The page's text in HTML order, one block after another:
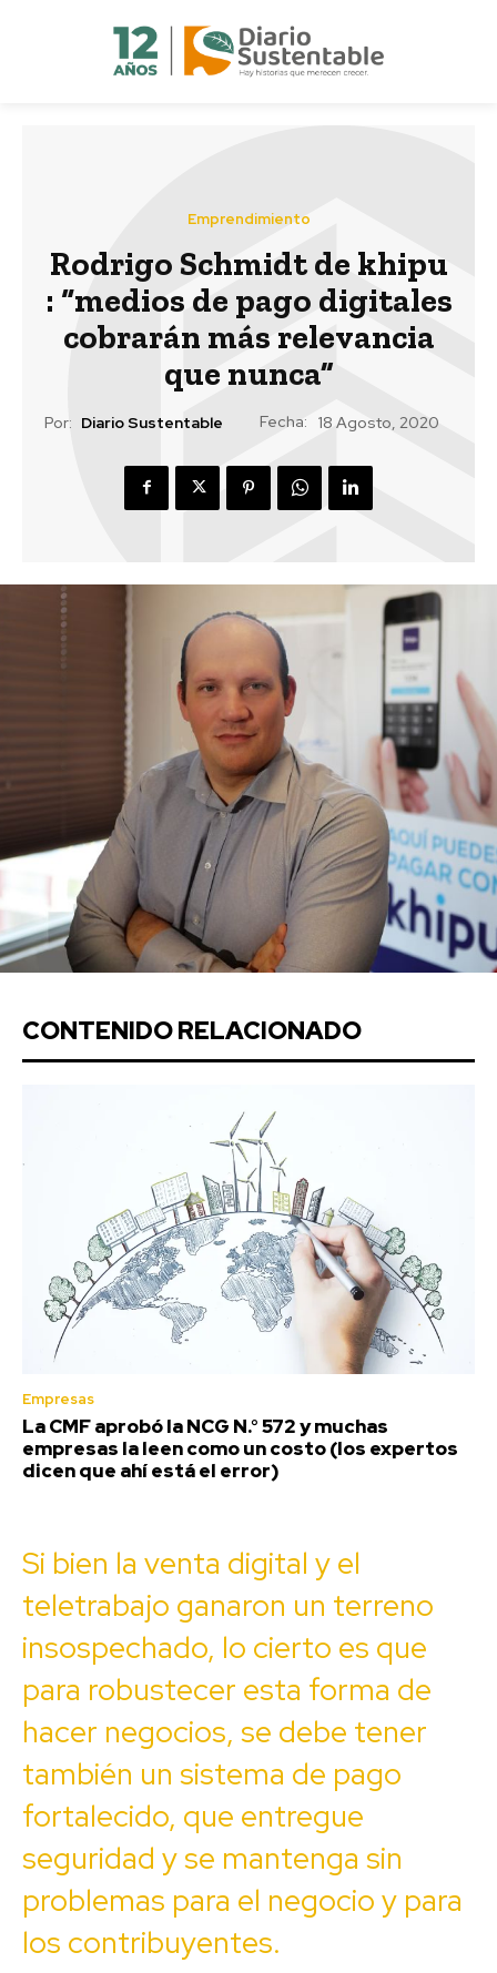
Emprendimiento
Rodrigo Schmidt de khipu
: “medios de pago digitales
cobrarán más relevancia
que nunca”
Por: Diario Sustentable Fecha: 18 Agosto, 2020
CONTENIDO RELACIONADO
Empresas
La CMF aprobó la NCG N.° 572 y muchas
empresas la leen como un costo (los expertos
dicen que ahí está el error)
Si bien la venta digital y el
teletrabajo ganaron un terreno
insospechado, lo cierto es que
para robustecer esta forma de
hacer negocios, se debe tener
también un sistema de pago
fortalecido, que entregue
seguridad y se mantenga sin
problemas para el negocio y para
los contribuyentes.